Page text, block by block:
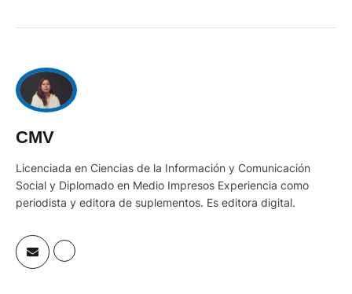
CMV
Licenciada en Ciencias de la Información y Comunicación
Social y Diplomado en Medio Impresos Experiencia como
periodista y editora de suplementos. Es editora digital.